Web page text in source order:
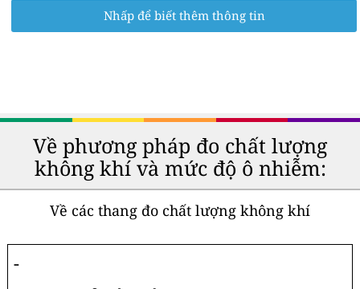
Nhấp để biết thêm thông tin
Về phương pháp đo chất lượng
không khí và mức độ ô nhiễm:
Về các thang đo chất lượng không khí
-